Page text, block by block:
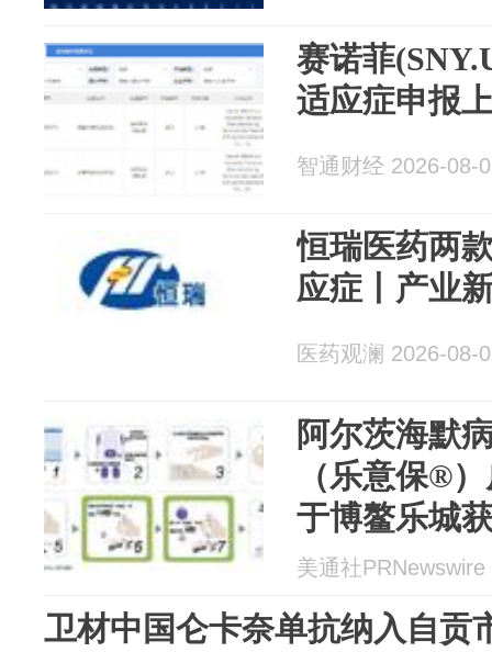
赛诺菲
适应症申报
智通财经 2026-08-
恒瑞医药两
应症丨产业
医药观澜 2026-08-
阿尔茨海默
（乐意保®
于博鳌乐城
美通社
卫材中国仑卡奈单抗纳入自贡